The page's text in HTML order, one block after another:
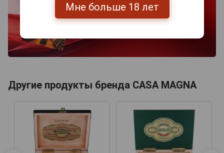
Другие продукты бренда CASA MAGNA
Мне больше 18 лет